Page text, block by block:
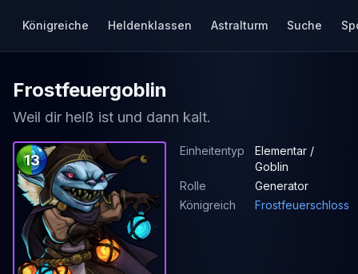
Königreiche Heldenklassen Astralturm Suche
Frostfeuergoblin
Weil dir heiß ist und dann kalt.
13
Einheitentyp
Elementar /
Goblin
Rolle
Generator
Königreich
Frostfeuerschloss